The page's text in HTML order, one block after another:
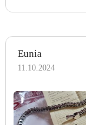
Eunia
11.10.2024